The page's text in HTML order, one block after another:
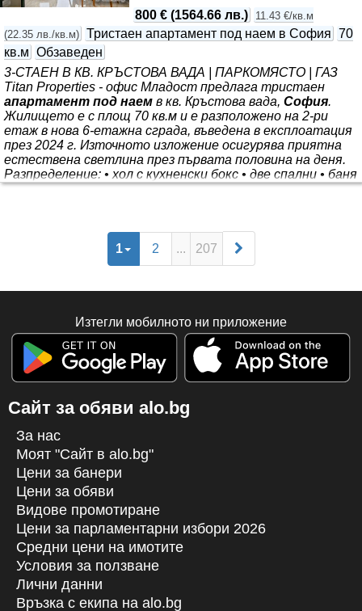
800 € (1564.66 лв.)
11.43 €/кв.м
(22.35 лв./кв.м) Тристаен апартамент под наем в София 70
кв.м Обзаведен
3-СТАЕН В КВ. КРЪСТОВА ВАДА | ПАРКОМЯСТО | ГАЗ
Titan Properties - офис Младост предлага тристаен
апартамент под наем в кв. Кръстова вада, София.
Жилището е с площ 70 кв.м и е разположено на 2-ри
етаж в нова 6-етажна сграда, въведена в експлоатация
през 2024 г. Източното изложение осигурява приятна
естествена светлина през първата половина на деня.
Разпределение: • хол с кухненски бокс • две спални • баня
с тоалетна • отделна тоалетна • тераса
допълнителен комфорт разполага с климатици
1
2 ... 207
Изтегли мобилното ни приложение
Сайт за обяви alo.bg
За нас
Моят "Сайт в alo.bg"
Цени за банери
Цени за обяви
Видове промотиране
Цени за парламентарни избори 2026
Средни цени на имотите
Условия за ползване
Лични данни
Връзка с екипa на alo.bg